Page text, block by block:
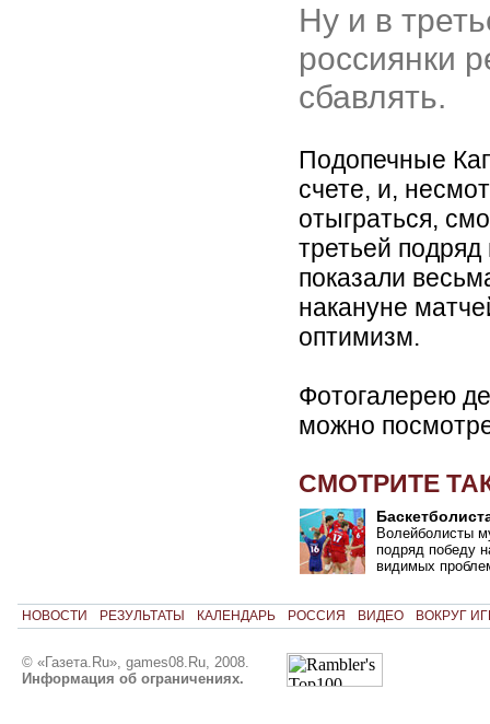
Ну и в
россиянки
сбавлять.
Подопечные
счете, и,
отыграться,
третьей
показали
накануне
оптимизм.
Фотогалерею
можно
СМОТРИТЕ
Волейболисты
подряд победу
видимых
НОВОСТИ РЕЗУЛЬТАТЫ КАЛЕНДАРЬ РОССИЯ ВИДЕО ВОКРУГ
© «Газета.Ru», games08.Ru, 2008.
Информация об ограничениях.